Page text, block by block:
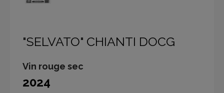
"SELVATO" CHIANTI DOCG
Vin rouge sec
2024